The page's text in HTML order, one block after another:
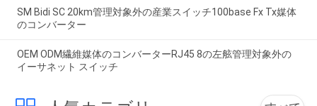
SM Bidi SC 20km管理対象外の産業スイッチ100base Fx Tx媒体
のコンバーター
OEM ODM繊維媒体のコンバーターRJ45 8の左舷管理対象外の
イーサネット スイッチ